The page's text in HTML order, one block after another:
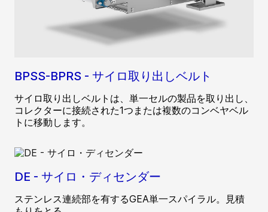
BPSS-BPRS - サイロ取り出しベルト
サイロ取り出しベルトは、単一セルの製品を取り出し、
コレクターに接続された1つまたは複数のコンベヤベル
トに移動します。
DE - サイロ・ディセンダー
ステンレス連続部を有するGEA単一スパイラル。見積